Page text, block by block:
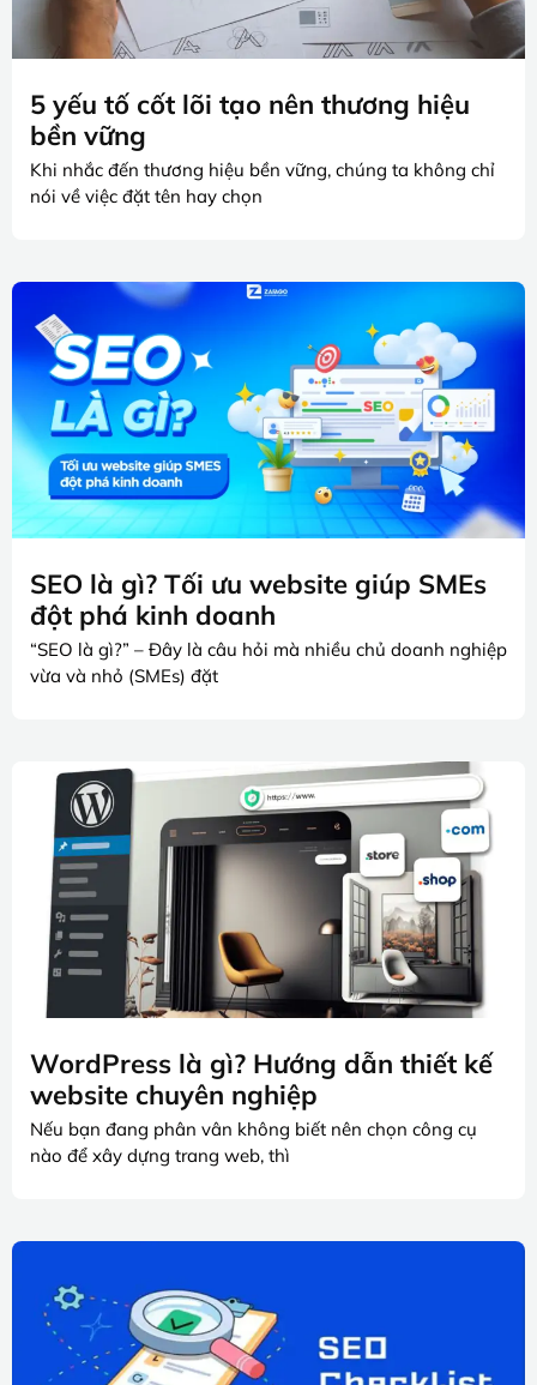
5 yếu tố cốt lõi tạo nên thương hiệu
bền vững
Khi nhắc đến thương hiệu bền vững, chúng ta không chỉ
nói về việc đặt tên hay chọn
SEO là gì? Tối ưu website giúp SMEs
đột phá kinh doanh
“SEO là gì?” – Đây là câu hỏi mà nhiều chủ doanh nghiệp
vừa và nhỏ (SMEs) đặt
WordPress là gì? Hướng dẫn thiết kế
website chuyên nghiệp
Nếu bạn đang phân vân không biết nên chọn công cụ
nào để xây dựng trang web, thì